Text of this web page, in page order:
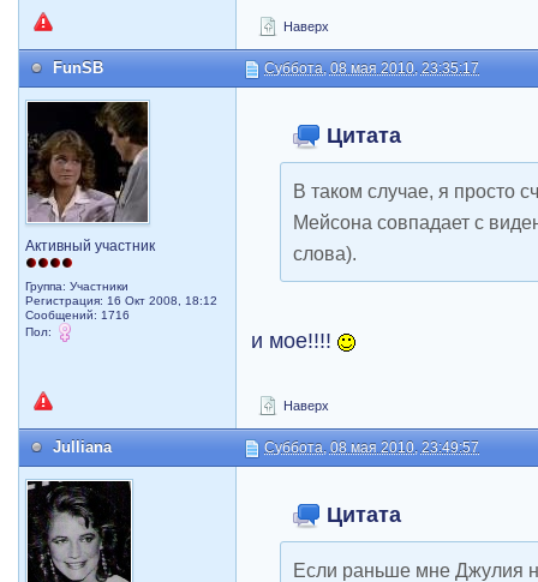
Наверх
FunSB Суббота, 08 мая 2010, 23:35:17
Активный участник
Группа: Участники
Регистрация: 16 Окт 2008, 18:12
Сообщений: 1716
Пол:
Цитата
В таком случае, я просто
Мейсона совпадает с
слова).
и мое!!!!
Наверх
Julliana Суббота, 08 мая 2010, 23:49:57
Цитата
Если раньше мне Джулия